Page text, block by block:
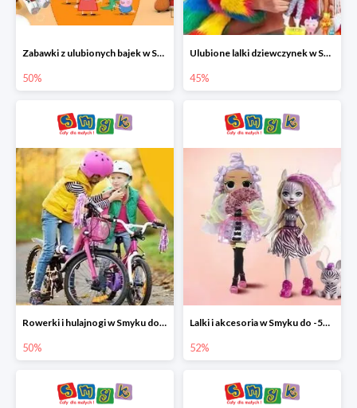
Zabawki z ulubionych bajek w Smyku do -50%
50%
Ulubione lalki dziewczynek w Smyku do -45%
45%
Rowerki i hulajnogi w Smyku do -50%
50%
Lalki i akcesoria w Smyku do -52%
52%